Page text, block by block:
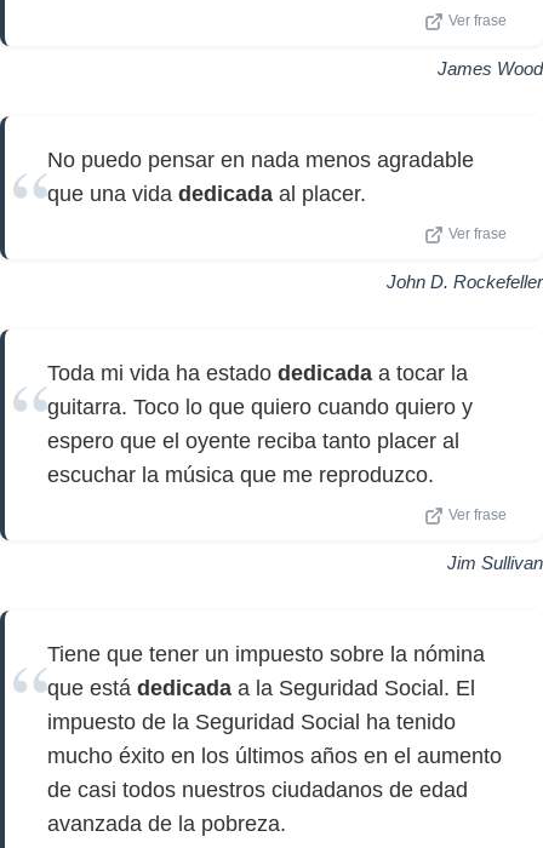
Ver frase
James Wood
No puedo pensar en nada menos agradable
que una vida dedicada al placer.
Ver frase
John D. Rockefeller
Toda mi vida ha estado dedicada a tocar la
guitarra. Toco lo que quiero cuando quiero y
espero que el oyente reciba tanto placer al
escuchar la música que me reproduzco.
Ver frase
Jim Sullivan
Tiene que tener un impuesto sobre la nómina
que está dedicada a la Seguridad Social. El
impuesto de la Seguridad Social ha tenido
mucho éxito en los últimos años en el aumento
de casi todos nuestros ciudadanos de edad
avanzada de la pobreza.